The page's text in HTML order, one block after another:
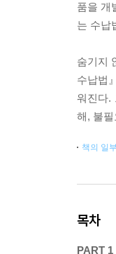
품을 개
는 수납
숨기지
수납법
워진다.
해, 불
책의 일
목차
PART